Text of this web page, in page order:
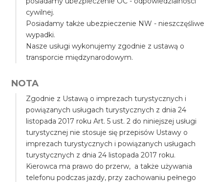
cywilnej.
Posiadamy także ubezpieczenie NW - nieszczęśliwe
wypadki.
Nasze usługi wykonujemy zgodnie z ustawą o
transporcie międzynarodowym.
NOTA
Zgodnie z Ustawą o imprezach turystycznych i
powiązanych usługach turystycznych z dnia 24
listopada 2017 roku Art. 5 ust. 2 do niniejszej usługi
turystycznej nie stosuje się przepisów Ustawy o
imprezach turystycznych i powiązanych usługach
turystycznych z dnia 24 listopada 2017 roku.
Kierowca ma prawo do przerw, a także używania
telefonu podczas jazdy, przy zachowaniu pełnego